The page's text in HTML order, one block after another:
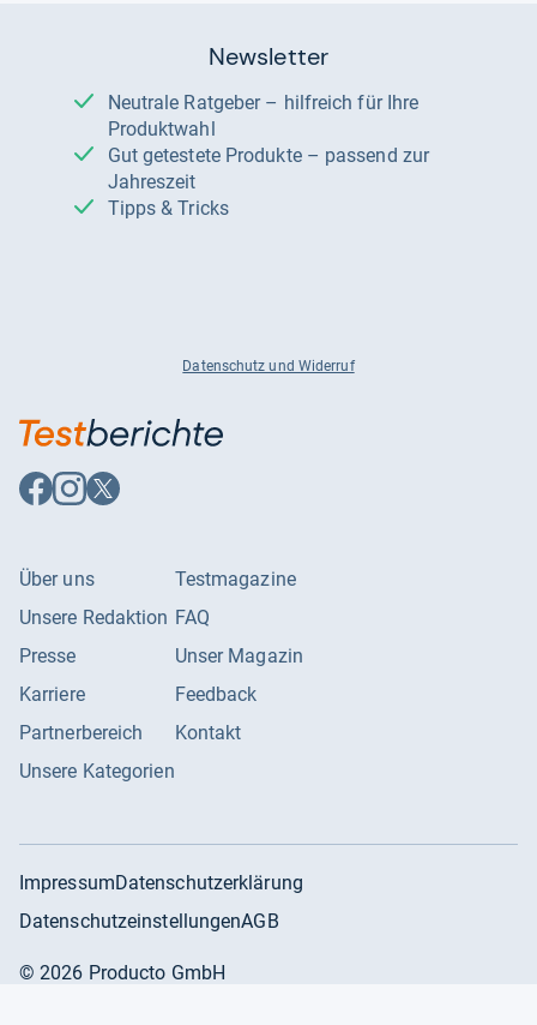
Newsletter
Neutrale Ratgeber – hilfreich für Ihre
Produktwahl
Gut getestete Produkte – passend zur
Jahreszeit
Tipps & Tricks
Datenschutz und Widerruf
Auf
Facebook
Auf
Instagram
Auf
X
Über uns
Unsere Redaktion
Presse
Karriere
Partnerbereich
Unsere Kategorien
Testmagazine
FAQ
Unser Magazin
Feedback
Kontakt
ImpressumDatenschutzerklärung
DatenschutzeinstellungenAGB
©2026 Producto GmbH